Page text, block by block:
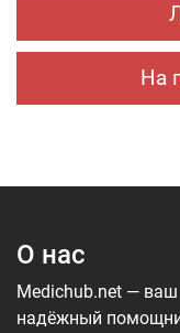
На
О нас
Medichub.net —
надёжный